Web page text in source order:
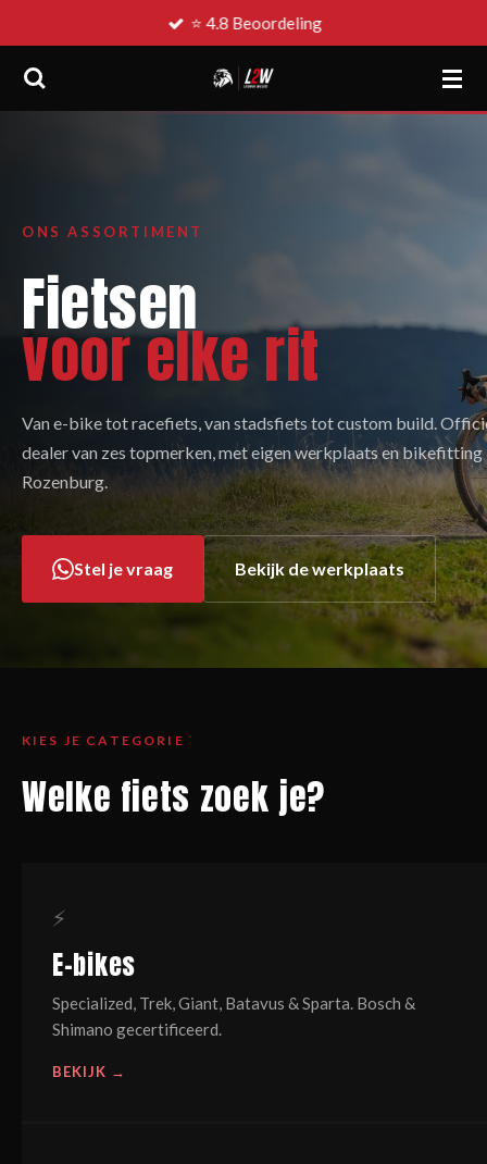
naar
de
⭐ 4.8 Beoordeling
ONS ASSORTIMENT
Fietsen
voor elke rit
Van e-bike tot racefiets, van stadsfiets tot custom build.
dealer van zes topmerken, met eigen werkplaats en bikefitting
Rozenburg.
Stel je vraag Bekijk de werkplaats
KIES JE CATEGORIE
Welke fiets zoek je?
⚡
E-bikes
Specialized, Trek, Giant, Batavus & Sparta. Bosch &
Shimano gecertificeerd.
BEKIJK →